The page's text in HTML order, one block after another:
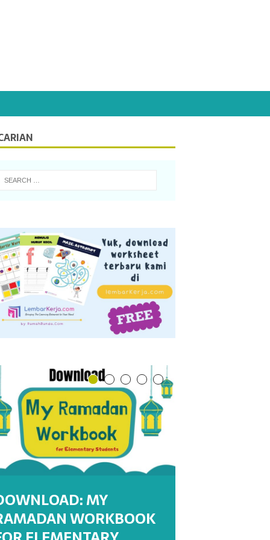
MY
WORKBOOK
: MY
: MY
: MENULIS